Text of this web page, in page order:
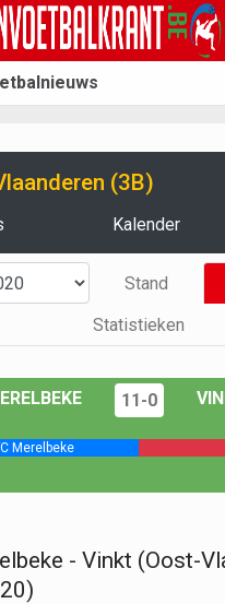
(3B)
Kalender
Stand
Statistieken
11-0
Merelbeke
- Vinkt (Oost-